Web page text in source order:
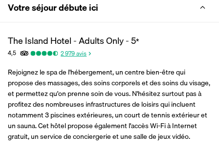
Votre séjour débute ici
The Island Hotel - Adults Only -5*
4,5 2 979avis
Rejoignez le spa de l'hébergement, un centre bien-être qui
propose des massages, des soins corporels et des soins du visage,
et permettez qu'on prenne soin de vous. N'hésitez surtout pas à
profitez des nombreuses infrastructures de loisirs qui incluent
notamment 3 piscines extérieures, un court de tennis extérieur et
un sauna. Cet hôtel propose également l'accès Wi-Fi à Internet
gratuit, un service de conciergerie et une salle de jeux vidéo.